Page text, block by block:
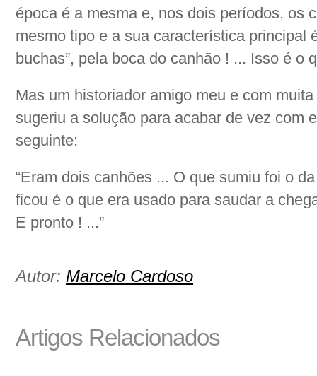
época é a mesma e, nos dois períodos, os
mesmo tipo e a sua característica principal
buchas”, pela boca do canhão ! ... Isso é o
Mas um historiador amigo meu e com
sugeriu a solução para acabar de vez com
seguinte:
“Eram dois canhões ... O que sumiu foi o
ficou é o que era usado para saudar a
E pronto ! ...”
Autor: Marcelo Cardoso
Artigos Relacionados